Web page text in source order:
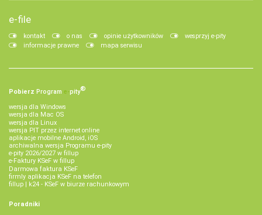
e-file
kontakt o nas opinie użytkowników
wesprzyj e-pity
informacje prawne
mapa serwisu
Pobierz Program e‑pity®
wersja dla Windows
wersja dla Mac OS
wersja dla Linux
wersja PIT przez internet online
aplikacje mobilne Android, iOS
archiwalna wersja Programu e-pity
e-pity 2026/2027 w fillup
e‑Faktury KSeF w fillup
Darmowa faktura KSeF
firmly aplikacja KSeF na telefon
fillup | k24 - KSeF w biurze rachunkowym
Poradniki